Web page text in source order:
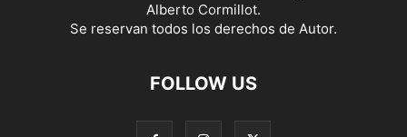
Alberto Cormillot.
Se reservan todos los derechos de Autor.
FOLLOW US